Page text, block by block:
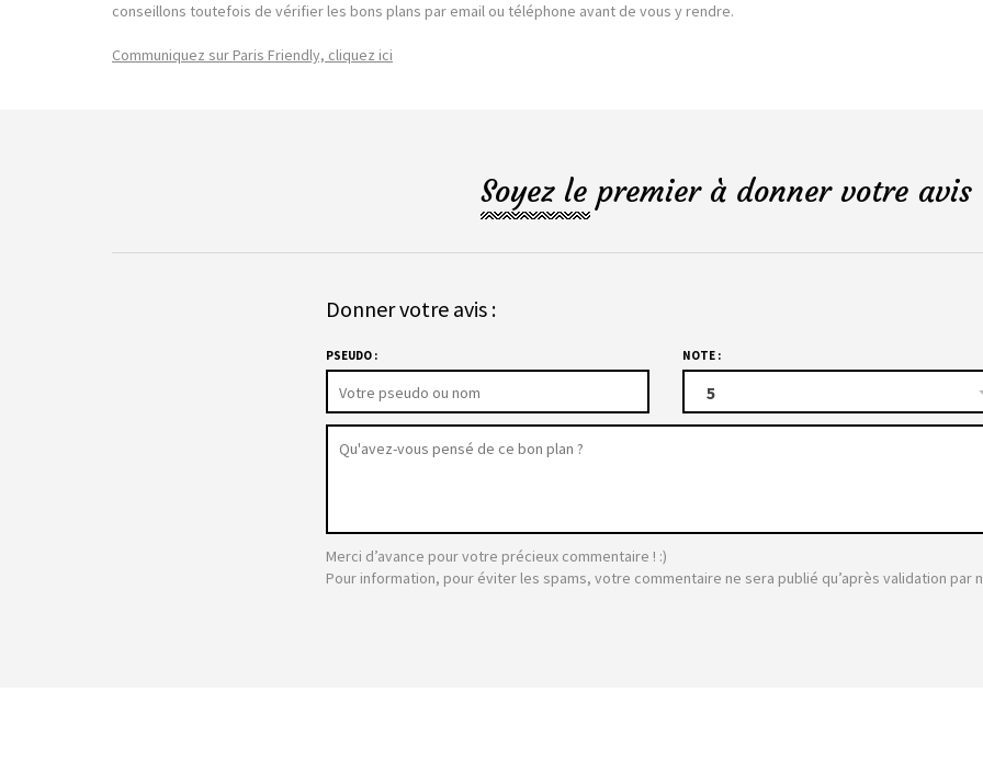
conseillons toutefois de vérifier les bons plans par email ou téléphone avant de vous y rendre.
Communiquez sur Paris Friendly, cliquez ici
Soyez le premier à donner votre
Donner votre avis :
PSEUDO : NOTE :
5
Merci d’avance pour votre précieux commentaire ! :)
Pour information, pour éviter les spams, votre commentaire ne sera publié qu’après validation par